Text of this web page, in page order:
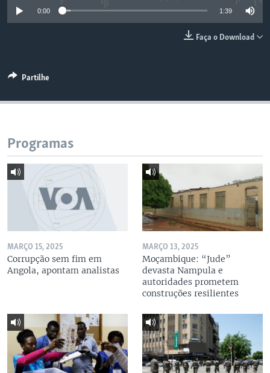
0:00 1:39
Faça o Download
Partilhe
Programas
MARÇO 15, 2025
Corrupção sem fim em
Angola, apontam analistas
MARÇO 13, 2025
Moçambique: “Jude”
devasta Nampula e
autoridades prometem
construções resilientes